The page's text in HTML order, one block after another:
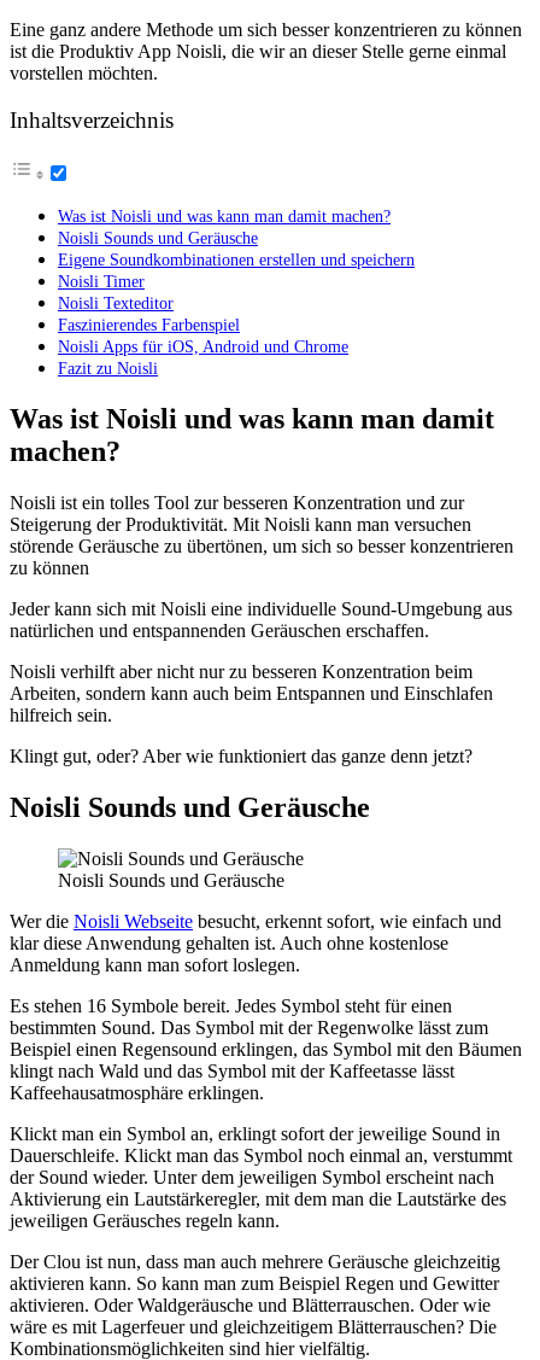
Eine ganz andere Methode um sich besser konzentrieren zu können
ist die Produktiv App Noisli, die wir an dieser Stelle gerne einmal
vorstellen möchten.
Inhaltsverzeichnis
Was ist Noisli und was kann man damit machen?
Noisli Sounds und Geräusche
Eigene Soundkombinationen erstellen und speichern
Noisli Timer
Noisli Texteditor
Faszinierendes Farbenspiel
Noisli Apps für iOS, Android und Chrome
Fazit zu Noisli
Was ist Noisli und was kann man damit
machen?
Noisli ist ein tolles Tool zur besseren Konzentration und zur
Steigerung der Produktivität. Mit Noisli kann man versuchen
störende Geräusche zu übertönen, um sich so besser konzentrieren
zu können
Jeder kann sich mit Noisli eine individuelle Sound-Umgebung aus
natürlichen und entspannenden Geräuschen erschaffen.
Noisli verhilft aber nicht nur zu besseren Konzentration beim
Arbeiten, sondern kann auch beim Entspannen und Einschlafen
hilfreich sein.
Klingt gut, oder? Aber wie funktioniert das ganze denn jetzt?
Noisli Sounds und Geräusche
Noisli Sounds und Geräusche
Wer die Noisli Webseite besucht, erkennt sofort, wie einfach und
klar diese Anwendung gehalten ist. Auch ohne kostenlose
Anmeldung kann man sofort loslegen.
Es stehen 16 Symbole bereit. Jedes Symbol steht für einen
bestimmten Sound. Das Symbol mit der Regenwolke lässt zum
Beispiel einen Regensound erklingen, das Symbol mit den Bäumen
klingt nach Wald und das Symbol mit der Kaffeetasse lässt
Kaffeehausatmosphäre erklingen.
Klickt man ein Symbol an, erklingt sofort der jeweilige Sound in
Dauerschleife. Klickt man das Symbol noch einmal an, verstummt
der Sound wieder. Unter dem jeweiligen Symbol erscheint nach
Aktivierung ein Lautstärkeregler, mit dem man die Lautstärke des
jeweiligen Geräusches regeln kann.
Der Clou ist nun, dass man auch mehrere Geräusche gleichzeitig
aktivieren kann. So kann man zum Beispiel Regen und Gewitter
aktivieren. Oder Waldgeräusche und Blätterrauschen. Oder wie
wäre es mit Lagerfeuer und gleichzeitigem Blätterrauschen? Die
Kombinationsmöglichkeiten sind hier vielfältig.